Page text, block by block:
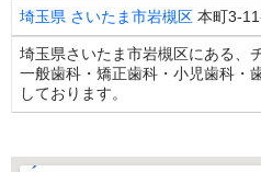
埼玉県 さいたま市岩槻区 本町3-
埼玉県さいたま市岩槻区にある、
一般歯科・矯正歯科・小児歯科・
しております。